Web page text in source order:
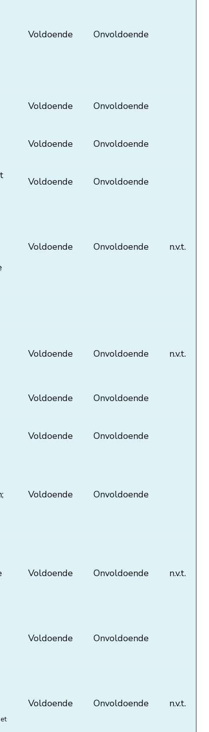
Voldoende Onvoldoende
Voldoende Onvoldoende
Voldoende Onvoldoende
Voldoende Onvoldoende
Voldoende Onvoldoende n.v.t.
Voldoende Onvoldoende n.v.t.
Voldoende Onvoldoende
Voldoende Onvoldoende
Voldoende Onvoldoende
Voldoende Onvoldoende n.v.t.
Voldoende Onvoldoende
Voldoende Onvoldoende n.v.t.